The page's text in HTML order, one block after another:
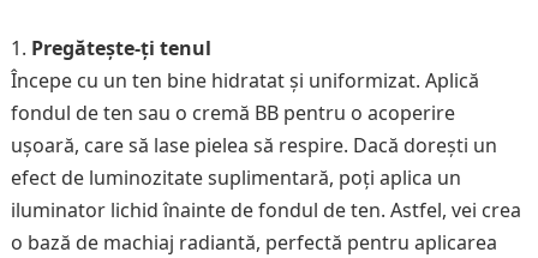
Pregătește-ți tenul
Începe cu un ten bine hidratat și uniformizat. Aplică
fondul de ten sau o cremă BB pentru o acoperire
ușoară, care să lase pielea să respire. Dacă dorești un
efect de luminozitate suplimentară, poți aplica un
iluminator lichid înainte de fondul de ten. Astfel, vei crea
o bază de machiaj radiantă, perfectă pentru aplicarea